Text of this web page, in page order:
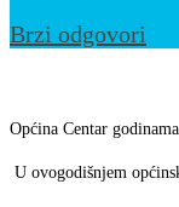
Brzi odgovori
Đozi
zahvalnica
Općina Centar
U ovogodišnjem